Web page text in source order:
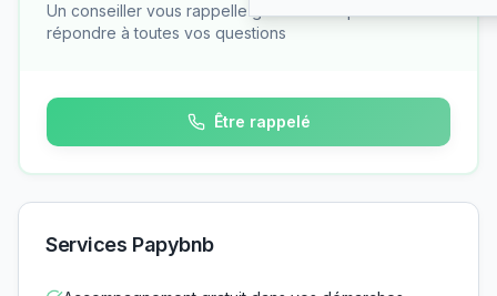
Un conseiller vous rappelle gratuitement pour
répondre à toutes vos questions
Être rappelé
Services Papybnb